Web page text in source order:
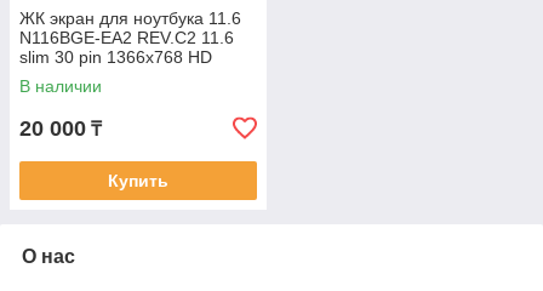
ЖК экран для ноутбука 11.6
N116BGE-EA2 REV.C2 11.6
slim 30 pin 1366x768 HD
(ушей L - R )
В наличии
20 000 ₸
Купить
О нас